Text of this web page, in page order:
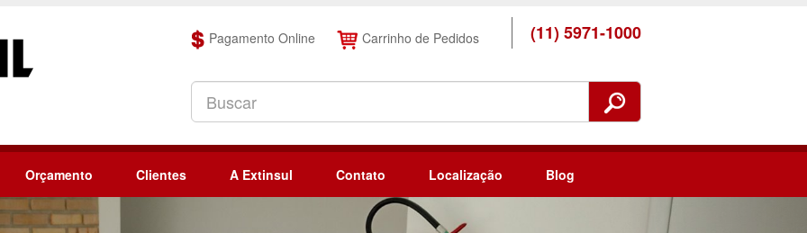
Pagamento Online Carrinho de Pedidos (11) 5971-1000
Orçamento Clientes A Extinsul Contato Localização Blog